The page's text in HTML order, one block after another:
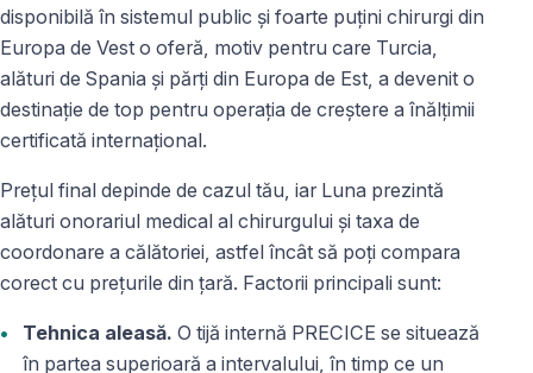
disponibilă în sistemul public și foarte puțini chirurgi din
Europa de Vest o oferă, motiv pentru care Turcia,
alături de Spania și părți din Europa de Est, a devenit o
destinație de top pentru operația de creștere a înălțimii
certificată internațional.
Prețul final depinde de cazul tău, iar Luna prezintă
alături onorariul medical al chirurgului și taxa de
coordonare a călătoriei, astfel încât să poți compara
corect cu prețurile din țară. Factorii principali sunt:
Tehnica aleasă. O tijă internă PRECICE se situează
în partea superioară a intervalului, în timp ce un